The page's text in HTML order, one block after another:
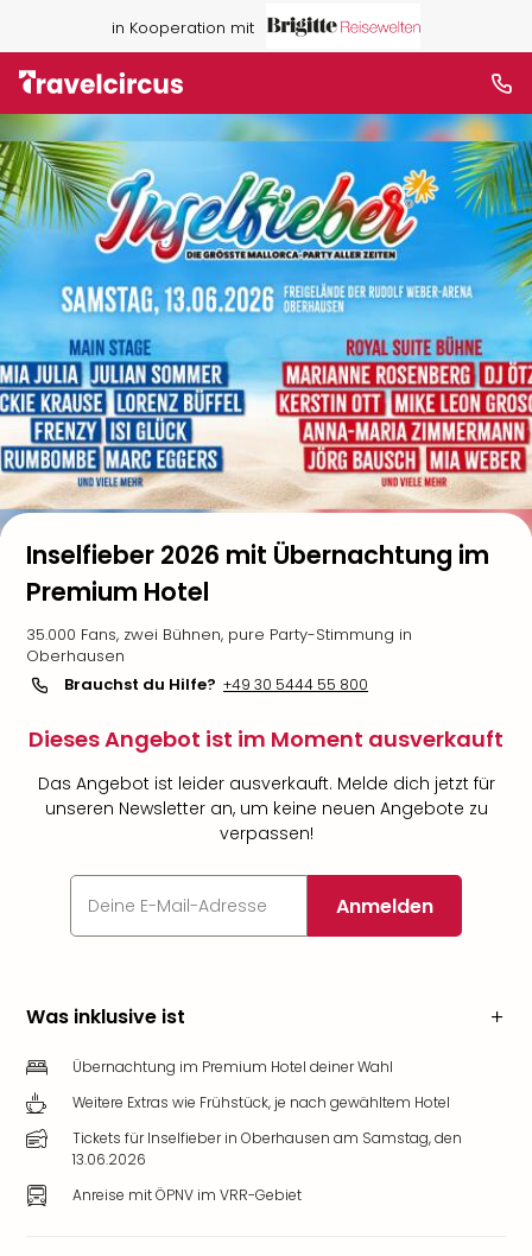
in Kooperation mit
Inselfieber 2026 mit Übernachtung im
Premium Hotel
35.000 Fans, zwei Bühnen, pure Party-Stimmung in
Oberhausen
Brauchst du Hilfe? +49 30 5444 55 800
Dieses Angebot ist im Moment ausverkauft
Das Angebot ist leider ausverkauft. Melde dich jetzt für
unseren Newsletter an, um keine neuen Angebote zu
verpassen!
Anmelden
Was inklusive ist
Übernachtung im Premium Hotel deiner Wahl
Weitere Extras wie Frühstück, je nach gewähltem Hotel
Tickets für Inselfieber in Oberhausen am Samstag, den
13.06.2026
Anreise mit ÖPNV im VRR-Gebiet